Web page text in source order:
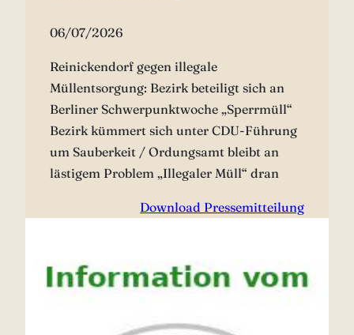
06/07/2026
Reinickendorf gegen illegale
Müllentsorgung: Bezirk beteiligt sich an
Berliner Schwerpunktwoche „Sperrmüll“
Bezirk kümmert sich unter CDU-Führung
um Sauberkeit / Ordungsamt bleibt an
lästigem Problem „Illegaler Müll“ dran
Download Pressemitteilung